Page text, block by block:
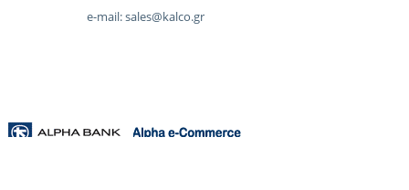
e-mail:sales@kalco.gr